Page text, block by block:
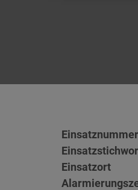
Einsatznummer
Einsatzort